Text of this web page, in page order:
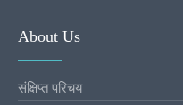
About Us
संक्षिप्त परिचय